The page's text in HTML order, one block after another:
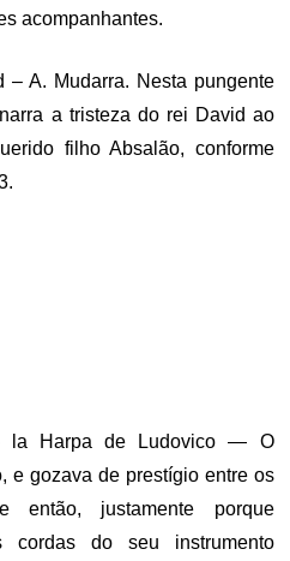
acompanhantes.
– A. Mudarra. Nesta pungente
a tristeza do rei David ao
filho Absalão, conforme
la Harpa de Ludovico — O
e gozava de prestígio entre os
então, justamente porque
cordas do seu instrumento